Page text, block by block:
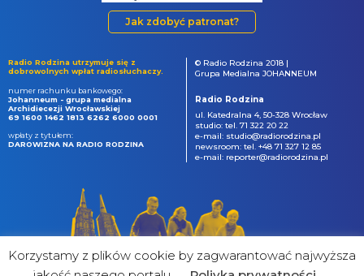
Jak zdobyć patronat?
Radio Rodzina utrzymuje się z
dobrowolnych wpłat radiosłuchaczy.
numer rachunku bankowego:
Johanneum - grupa medialna
Archidiecezji Wrocławskiej
69 1600 1462 1813 6262 6000 0001
wpłaty z tytułem:
DAROWIZNA NA RADIO RODZINA
© Radio Rodzina 2018 |
Grupa Medialna JOHANNEUM
Radio Rodzina
ul. Katedralna 4, 50-328 Wrocław
studio: tel. 71 322 20 22
e-mail: studio@radiorodzina.pl
newsroom: tel. +48 71 327 12 85
e-mail: reporter@radiorodzina.pl
Korzystamy z plików cookie by zagwarantować najwyższa